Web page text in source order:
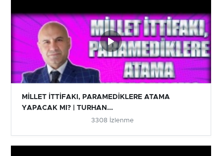
MİLLET İTTİFAKI, PARAMEDİKLERE ATAMA
YAPACAK MI? | TURHAN...
3308 İzlenme